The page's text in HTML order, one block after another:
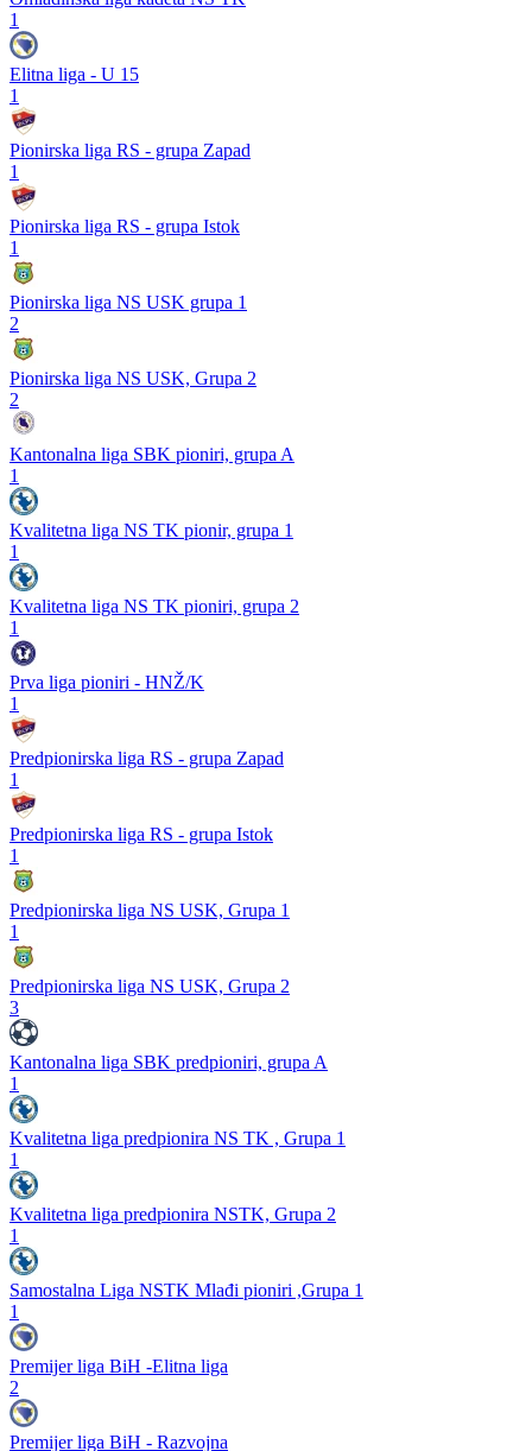
1
Elitna liga - U 15
1
Pionirska liga RS - grupa Zapad
1
Pionirska liga RS - grupa Istok
1
Pionirska liga NS USK grupa 1
2
Pionirska liga NS USK, Grupa 2
2
Kantonalna liga SBK pioniri, grupa A
1
Kvalitetna liga NS TK pionir, grupa 1
1
Kvalitetna liga NS TK pioniri, grupa 2
1
Prva liga pioniri - HNŽ/K
1
Predpionirska liga RS - grupa Zapad
1
Predpionirska liga RS - grupa Istok
1
Predpionirska liga NS USK, Grupa 1
1
Predpionirska liga NS USK, Grupa 2
3
Kantonalna liga SBK predpioniri, grupa A
1
Kvalitetna liga predpionira NS TK , Grupa 1
1
Kvalitetna liga predpionira NSTK, Grupa 2
1
Samostalna Liga NSTK Mlađi pioniri ,Grupa 1
1
Premijer liga BiH -Elitna liga
2
Premijer liga BiH - Razvojna